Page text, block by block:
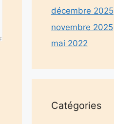
décembre 2025
novembre 2025
mai 2022
Catégories